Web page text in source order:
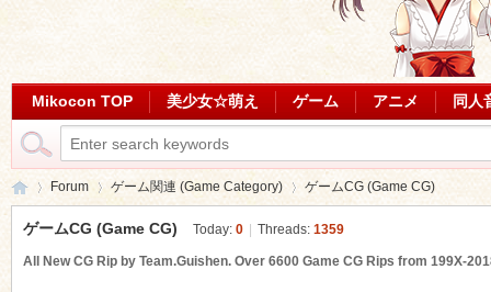
Mikocon TOP 美少女☆萌え ゲーム アニメ 同人
Forum ゲーム関連 (Game Category) ゲームCG (Game CG)
ゲームCG (Game CG) Today: 0 Threads: 1359
All New CG Rip by Team.Guishen. Over 6600 Game CG Rips from 199X-